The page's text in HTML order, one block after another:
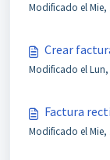
Modificado el Mie,
Crear
Modificado el Lun,
Factura
Modificado el Mie,